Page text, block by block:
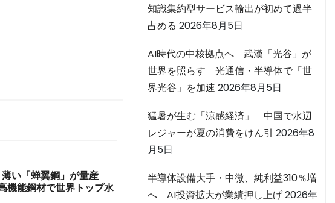
い「蝉翼鋼」が量産
能鋼材で世界トップ水
知識集約型サービス輸出が初めて過半
占める 2026年8月5日
AI時代の中核拠点へ 武漢「光谷」が
世界を照らす 光通信・半導体で「世
界光谷」を加速 2026年8月5日
猛暑が生む「涼感経済」 中国で水辺
レジャーが夏の消費をけん引 2026年8
月5日
半導体設備大手・中微、純利益310％増
へ AI投資拡大が業績押し上げ2026年